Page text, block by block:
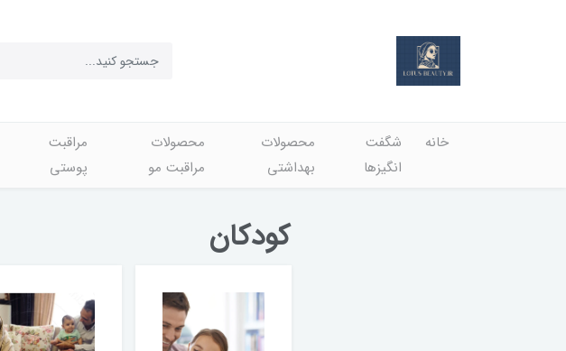
خانه
شگفت
انگيزها
محصولات
بهداشتي
محصولات
مراقبت مو
مراقبت
پوستی
کودکان